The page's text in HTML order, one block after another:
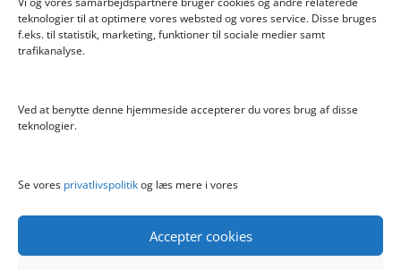
teknologier til at optimere vores websted og vores service. Disse bruges
f.eks. til statistik, marketing, funktioner til sociale medier samt
trafikanalyse.
Ved at benytte denne hjemmeside accepterer du vores brug af disse
teknologier.
Se vores privatlivspolitikog læs mere i vores
Accepter cookies
Info
Kontakt
Privatlivspolitik